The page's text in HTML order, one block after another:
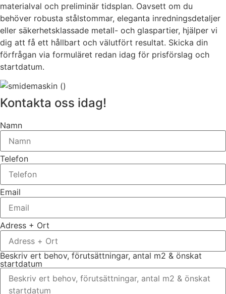
materialval och preliminär tidsplan. Oavsett om du
behöver robusta stålstommar, eleganta inredningsdetaljer
eller säkerhetsklassade metall- och glaspartier, hjälper vi
dig att få ett hållbart och välutfört resultat. Skicka din
förfrågan via formuläret redan idag för prisförslag och
startdatum.
Kontakta oss idag!
Namn
Telefon
Email
Adress + Ort
Beskriv ert behov, förutsättningar, antal m2 & önskat
startdatum